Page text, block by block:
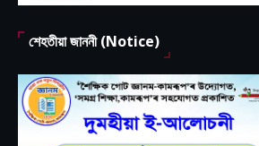
শেহতীয়া জাননী (Notice)